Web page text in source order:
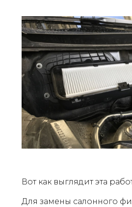
Вот как выглядит эта
Для замены салонного